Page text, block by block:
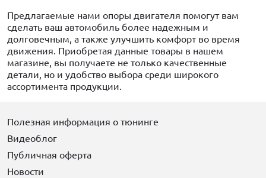
Предлагаемые нами опоры двигателя помогут вам
сделать ваш автомобиль более надежным и
долговечным, а также улучшить комфорт во время
движения. Приобретая данные товары в нашем
магазине, вы получаете не только качественные
детали, но и удобство выбора среди широкого
ассортимента продукции.
Полезная информация о тюнинге
Видеоблог
Публичная оферта
Новости